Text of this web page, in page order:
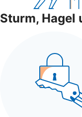
Sturm, Hagel